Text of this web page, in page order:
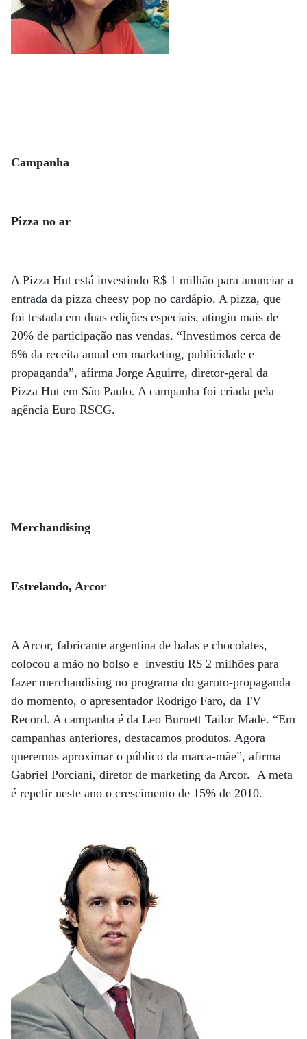
Campanha
Pizza no ar
A Pizza Hut está investindo R$ 1 milhão para anunciar a
entrada da pizza cheesy pop no cardápio. A pizza, que
foi testada em duas edições especiais, atingiu mais de
20% de participação nas vendas. “Investimos cerca de
6% da receita anual em marketing, publicidade e
propaganda”, afirma Jorge Aguirre, diretor-geral da
Pizza Hut em São Paulo. A campanha foi criada pela
agência Euro RSCG.
Merchandising
Estrelando, Arcor
A Arcor, fabricante argentina de balas e chocolates,
colocou a mão no bolso e investiu R$ 2 milhões para
fazer merchandising no programa do garoto-propaganda
do momento, o apresentador Rodrigo Faro, da TV
Record. A campanha é da Leo Burnett Tailor Made. “Em
campanhas anteriores, destacamos produtos. Agora
queremos aproximar o público da marca-mãe”, afirma
Gabriel Porciani, diretor de marketing da Arcor. A meta
é repetir neste ano o crescimento de 15% de 2010.